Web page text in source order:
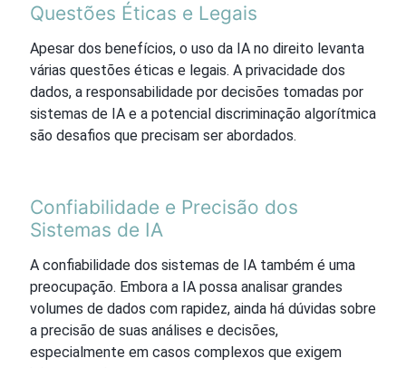
Questões Éticas e Legais
Apesar dos benefícios, o uso da IA no direito levanta
várias questões éticas e legais. A privacidade dos
dados, a responsabilidade por decisões tomadas por
sistemas de IA e a potencial discriminação algorítmica
são desafios que precisam ser abordados.
Confiabilidade e Precisão dos
Sistemas de IA
A confiabilidade dos sistemas de IA também é uma
preocupação. Embora a IA possa analisar grandes
volumes de dados com rapidez, ainda há dúvidas sobre
a precisão de suas análises e decisões,
especialmente em casos complexos que exigem